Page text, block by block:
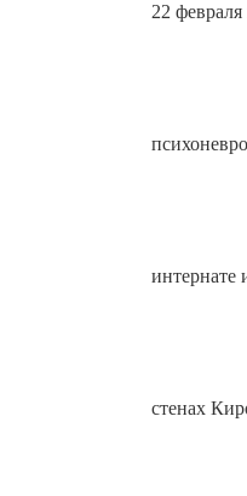
22
интернате
стенах